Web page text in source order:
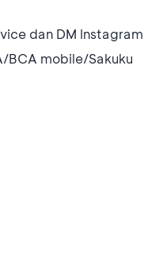
dan DM Instagram
BCA mobile/Sakuku